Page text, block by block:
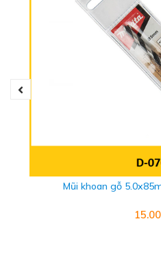
Mũi khoan gỗ